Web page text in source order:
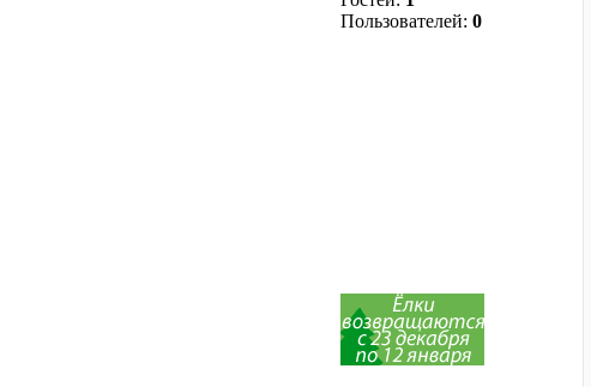
Пользователей: 0